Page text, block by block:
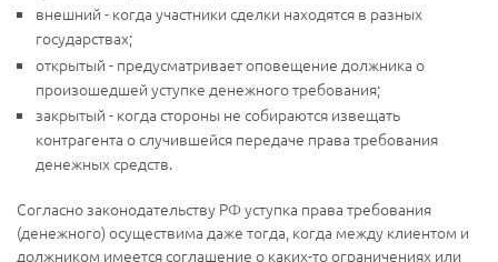
внешний - когда участники сделки находятся в разных
государствах;
открытый - предусматривает оповещение должника о
произошедшей уступке денежного требования;
закрытый - когда стороны не собираются извещать
контрагента о случившейся передаче права требования
денежных средств.
Согласно законодательству РФ уступка права требования
(денежного) осуществима даже тогда, когда между клиентом и
должником имеется соглашение о каких-то ограничениях или